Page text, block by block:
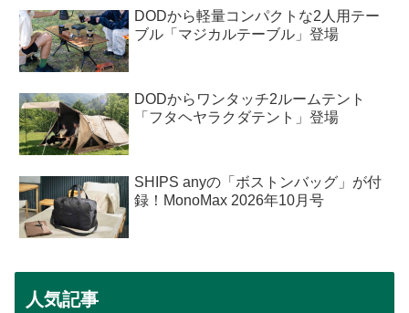
DODから軽量コンパクトな2人用テー
ブル「マジカルテーブル」登場
DODからワンタッチ2ルームテント
「フタヘヤラクダテント」登場
SHIPS anyの「ボストンバッグ」が付
録！MonoMax 2026年10月号
人気記事